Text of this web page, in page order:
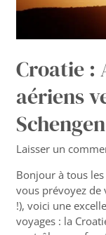
Croatie :
aériens
Schengen
Laisser un
Bonjour à tous
vous prévoyez
!), voici une
voyages : la